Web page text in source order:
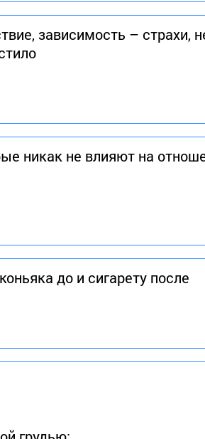
зависимость – страхи,
никак не влияют на
до и сигарету после